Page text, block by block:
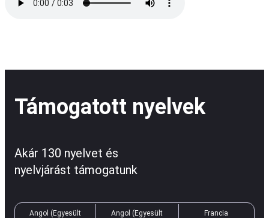
Támogatott nyelvek
Akár 130 nyelvet és
nyelvjárást támogatunk
Angol (Egyesült
Angol (Egyesült
Francia